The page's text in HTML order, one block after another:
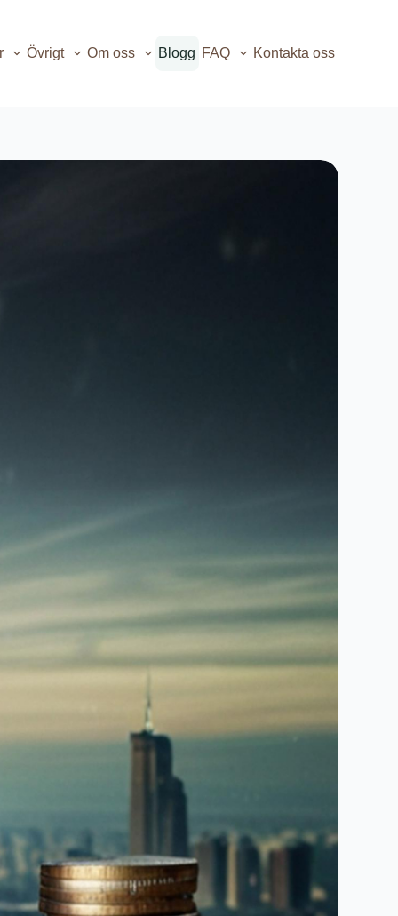
Övrigt Om oss Blogg FAQ Kontakta oss